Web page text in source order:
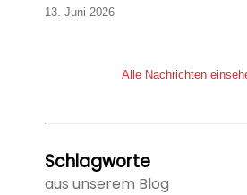
13. Juni 2026
Alle Nachrichten
Schlagworte
aus unserem Blog